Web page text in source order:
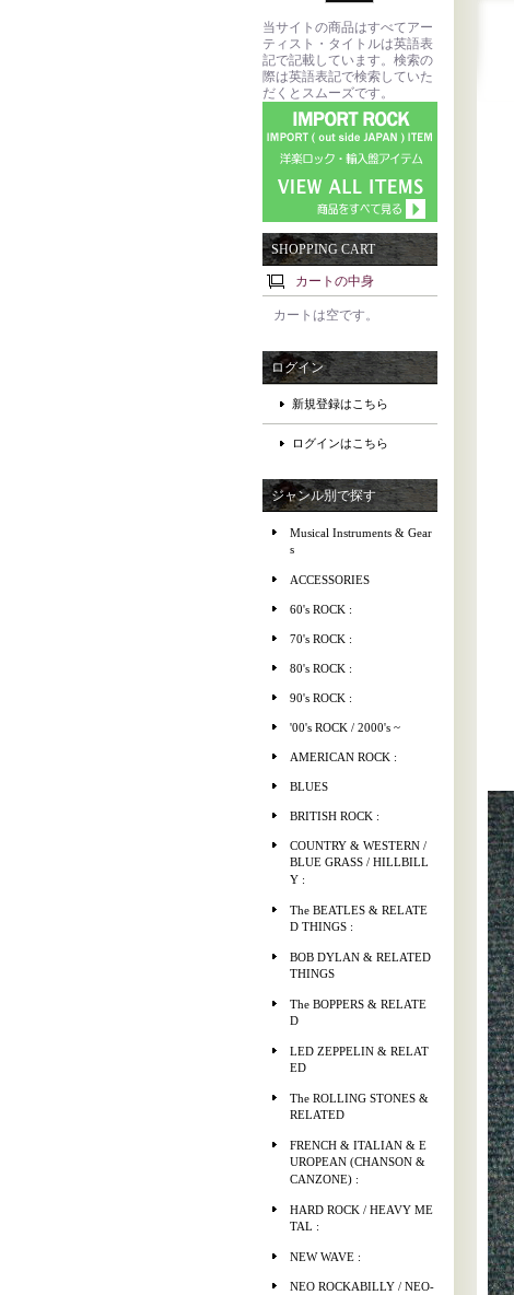
当サイトの商品はすべてアー
ティスト・タイトルは英語表
記で記載しています。検索の
際は英語表記で検索していた
だくとスムーズです。
SHOPPING CART
カートの中身
カートは空です。
ログイン
新規登録はこちら
ログインはこちら
ジャンル別で探す
Musical Instruments & Gear
s
ACCESSORIES
60's ROCK :
70's ROCK :
80's ROCK :
90's ROCK :
'00's ROCK / 2000's ~
AMERICAN ROCK :
BLUES
BRITISH ROCK :
COUNTRY & WESTERN /
BLUE GRASS / HILLBILL
Y :
The BEATLES & RELATE
D THINGS :
BOB DYLAN & RELATED
THINGS
The BOPPERS & RELATE
D
LED ZEPPELIN & RELAT
ED
The ROLLING STONES &
RELATED
FRENCH & ITALIAN & E
UROPEAN (CHANSON &
CANZONE) :
HARD ROCK / HEAVY ME
TAL :
NEW WAVE :
NEO ROCKABILLY / NEO-